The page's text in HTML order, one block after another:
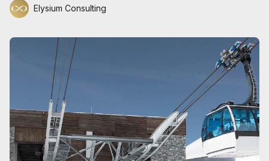
Elysium Consulting